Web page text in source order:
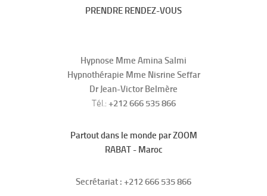
PRENDRE RENDEZ-VOUS
Hypnose Mme Amina Salmi
Hypnothérapie Mme Nisrine Seffar
Dr Jean-Victor Belmère
Tél.: +212 666 535 866
Partout dans le monde par ZOOM
RABAT - Maroc
Secrétariat : +212 666 535 866